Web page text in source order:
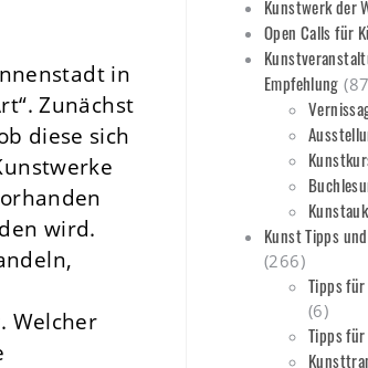
in
Zunächst
diese sich
wird.
Welcher
Kunstwerk der
Open Calls für
Empfehlung
Kunst Tipps
(266)
Tipps
(6)
Tipps für